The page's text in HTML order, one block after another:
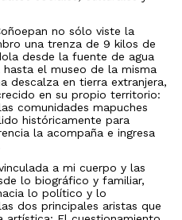
no sólo viste la
una trenza de 9 kilos de
desde la fuente de agua
el museo de la misma
descalza en tierra extranjera,
en su propio territorio:
comunidades mapuches
históricamente para
la acompaña e ingresa
a mi cuerpo y las
lo biográfico y familiar,
lo político y lo
dos principales aristas que